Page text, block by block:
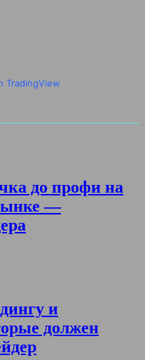
TradingView
до профи на
—
и
должен